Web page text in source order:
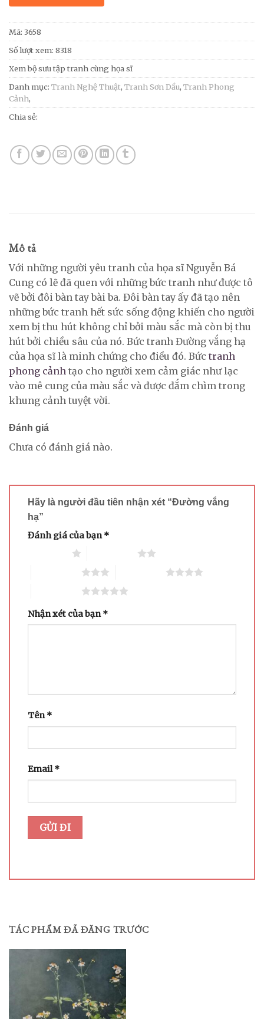
Mã: 3658
Số lượt xem: 8318
Xem bộ sưu tập tranh cùng họa sĩ
Danh mục: Tranh Nghệ Thuật, Tranh Sơn Dầu, Tranh Phong
Cảnh,
Chia sẻ:
Mô tả
Với những người yêu tranh của họa sĩ Nguyễn Bá
Cung có lẽ đã quen với những bức tranh như được tô
vẽ bởi đôi bàn tay bài ba. Đôi bàn tay ấy đã tạo nên
những bức tranh hết sức sống động khiến cho người
xem bị thu hút không chỉ bởi màu sắc mà còn bị thu
hút bởi chiều sâu của nó. Bức tranh Đường vắng hạ
của họa sĩ là minh chứng cho điều đó. Bức tranh
phong cảnh tạo cho người xem cảm giác như lạc
vào mê cung của màu sắc và được đắm chìm trong
khung cảnh tuyệt vời.
Đánh giá
Chưa có đánh giá nào.
Hãy là người đầu tiên nhận xét “Đường vắng
hạ”
Đánh giá của bạn*
Nhận xét của bạn*
Tên*
Email*
TÁC PHẨM ĐÃ ĐĂNG TRƯỚC